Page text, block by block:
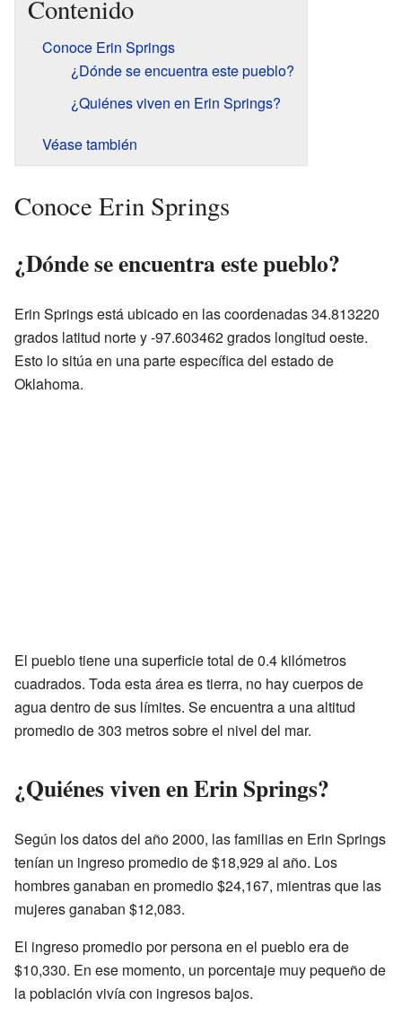
Contenido
Conoce Erin Springs
¿Dónde se encuentra este pueblo?
¿Quiénes viven en Erin Springs?
Véase también
Conoce Erin Springs
¿Dónde se encuentra este pueblo?
Erin Springs está ubicado en las coordenadas 34.813220
grados latitud norte y -97.603462 grados longitud oeste.
Esto lo sitúa en una parte específica del estado de
Oklahoma.
El pueblo tiene una superficie total de 0.4 kilómetros
cuadrados. Toda esta área es tierra, no hay cuerpos de
agua dentro de sus límites. Se encuentra a una altitud
promedio de 303 metros sobre el nivel del mar.
¿Quiénes viven en Erin Springs?
Según los datos del año 2000, las familias en Erin Springs
tenían un ingreso promedio de $18,929 al año. Los
hombres ganaban en promedio $24,167, mientras que las
mujeres ganaban $12,083.
El ingreso promedio por persona en el pueblo era de
$10,330. En ese momento, un porcentaje muy pequeño de
la población vivía con ingresos bajos.